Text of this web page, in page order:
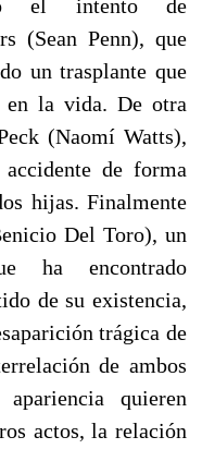
el intento de
(Sean Penn), que
un trasplante que
en la vida. De otra
(Naomí Watts),
de forma
hijas. Finalmente
Del Toro), un
ha encontrado
de su existencia,
trágica de
de ambos
quieren
actos, la relación